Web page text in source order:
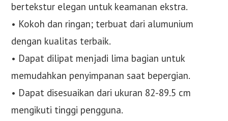
bertekstur elegan untuk keamanan ekstra.
• Kokoh dan ringan; terbuat dari alumunium
dengan kualitas terbaik.
• Dapat dilipat menjadi lima bagian untuk
memudahkan penyimpanan saat bepergian.
• Dapat disesuaikan dari ukuran 82-89.5 cm
mengikuti tinggi pengguna.